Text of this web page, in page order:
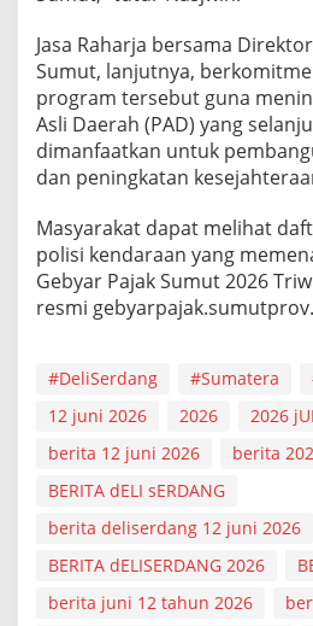
Jasa Raharja bersama
Sumut, lanjutnya,
program tersebut guna
Asli Daerah (PAD) yang
dimanfaatkan untuk
dan peningkatan
Masyarakat dapat melihat
polisi kendaraan yang
Gebyar Pajak Sumut 2026
resmi
#DeliSerdang #Sumatera
12 juni 2026
2026
2026
berita 12 juni 2026
berita
BERITA dELI sERDANG
berita deliserdang 12 juni 2026
BERITA dELISERDANG 2026
berita juni 12 tahun 2026